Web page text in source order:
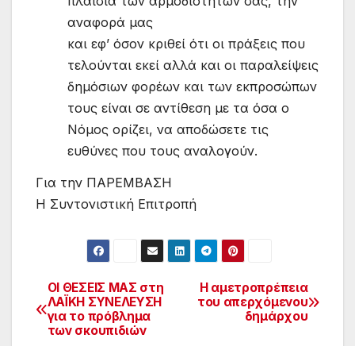
αναφορά μας
και εφ’ όσον κριθεί ότι οι πράξεις που
τελούνται εκεί αλλά και οι παραλείψεις
δημόσιων φορέων και των εκπροσώπων
τους είναι σε αντίθεση με τα όσα ο
Νόμος ορίζει, να αποδώσετε τις
ευθύνες που τους αναλογούν.
Για την ΠΑΡΕΜΒΑΣΗ
Η Συντονιστική Επιτροπή
Πλοήγηση
άρθρων
Η αμετροπρέπεια
του απερχόμενου
δημάρχου
ΟΙ ΘΕΣΕΙΣ ΜΑΣ στη
ΛΑΪΚΗ ΣΥΝΕΛΕΥΣΗ
για το πρόβλημα
των σκουπιδιών